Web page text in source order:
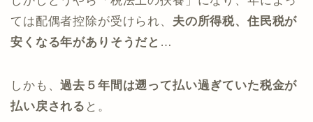
ては配偶者控除が受けられ、 夫の所得税、住民税が
安くなる年がありそうだと …
しかも、過去５年間は遡って払い過ぎていた税金が
払い戻される と。